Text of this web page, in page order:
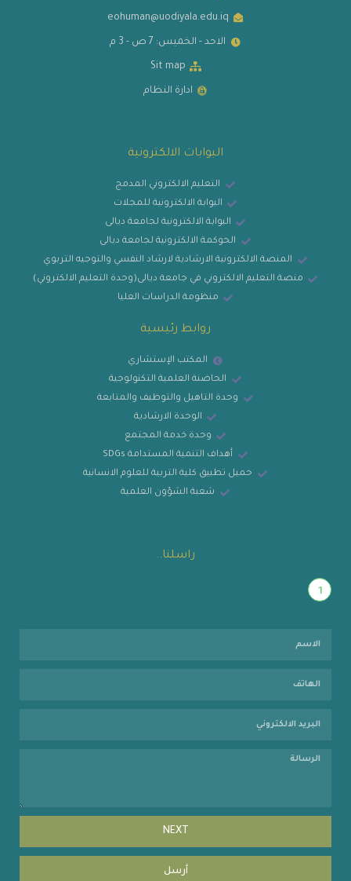
eohuman@uodiyala.edu.iq
الاحد - الخميس: 7 ص - 3 م
Sit map
ادارة النظام
البوابات الالكترونية
التعليم الالكتروني المدمج
البوابة الالكترونية للمجلات
البوابة الالكترونية لجامعة ديالى
الحوكمة الالكترونية لجامعة ديالى
المنصة الالكترونية الارشادية لارشاد النفسي والتوجيه التربوي
منصة التعليم الالكتروني في جامعة ديالى(وحدة التعليم الالكتروني)
منظومة الدراسات العليا
روابط رئيسية
المكتب الإستشاري
الحاضنة العلمية التكنولوجية
وحدة التاهيل والتوظيف والمتابعة
الوحدة الارشادية
وحدة خدمة المجتمع
أهداف التنمية المستدامة SDGs
حميل تطبيق كلية التربية للعلوم الانسانية
شعبة الشؤون العلمية
راسلنا..
1
NEXT
أرسل